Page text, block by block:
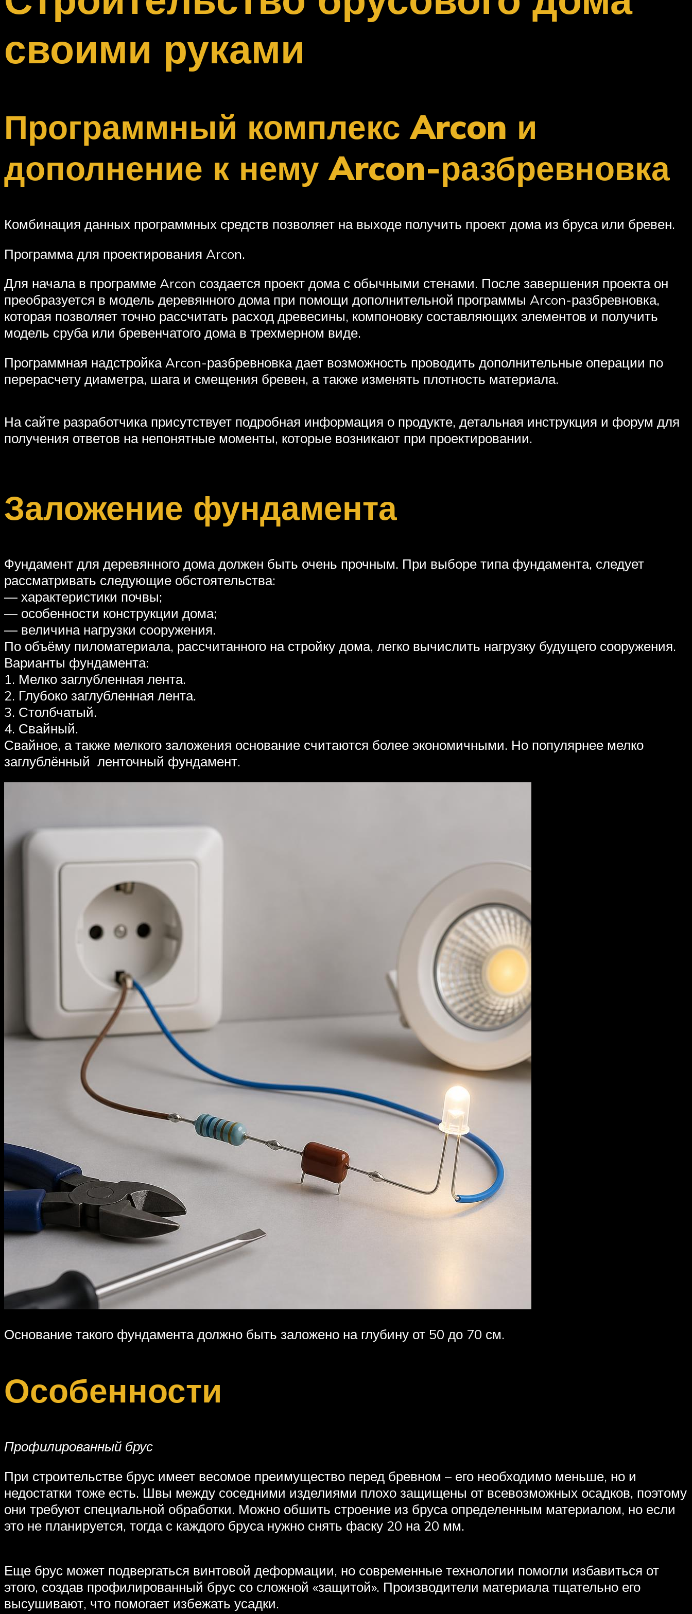
Меню
своими руками
Программный комплекс Arcon и
дополнение к нему Arcon-разбревновка
Комбинация данных программных средств позволяет на выходе получить проект дома из бруса или бревен.
Программа для проектирования Arcon.
Для начала в программе Arcon создается проект дома с обычными стенами. После завершения проекта он
преобразуется в модель деревянного дома при помощи дополнительной программы Arcon-разбревновка,
которая позволяет точно рассчитать расход древесины, компоновку составляющих элементов и получить
модель сруба или бревенчатого дома в трехмерном виде.
Программная надстройка Arcon-разбревновка дает возможность проводить дополнительные операции по
перерасчету диаметра, шага и смещения бревен, а также изменять плотность материала.
На сайте разработчика присутствует подробная информация о продукте, детальная инструкция и форум для
получения ответов на непонятные моменты, которые возникают при проектировании.
Заложение фундамента
Фундамент для деревянного дома должен быть очень прочным. При выборе типа фундамента, следует
рассматривать следующие обстоятельства:
— характеристики почвы;
— особенности конструкции дома;
— величина нагрузки сооружения.
По объёму пиломатериала, рассчитанного на стройку дома, легко вычислить нагрузку будущего сооружения.
Варианты фундамента:
1. Мелко заглубленная лента.
2. Глубоко заглубленная лента.
3. Столбчатый.
4. Свайный.
Свайное, а также мелкого заложения основание считаются более экономичными. Но популярнее мелко
заглублённый ленточный фундамент.
Основание такого фундамента должно быть заложено на глубину от 50 до 70 см.
Особенности
Профилированный брус
При строительстве брус имеет весомое преимущество перед бревном – его необходимо меньше, но и
недостатки тоже есть. Швы между соседними изделиями плохо защищены от всевозможных осадков, поэтому
они требуют специальной обработки. Можно обшить строение из бруса определенным материалом, но если
это не планируется, тогда с каждого бруса нужно снять фаску 20 на 20 мм.
Еще брус может подвергаться винтовой деформации, но современные технологии помогли избавиться от
этого, создав профилированный брус со сложной «защитой». Производители материала тщательно его
высушивают, что помогает избежать усадки.